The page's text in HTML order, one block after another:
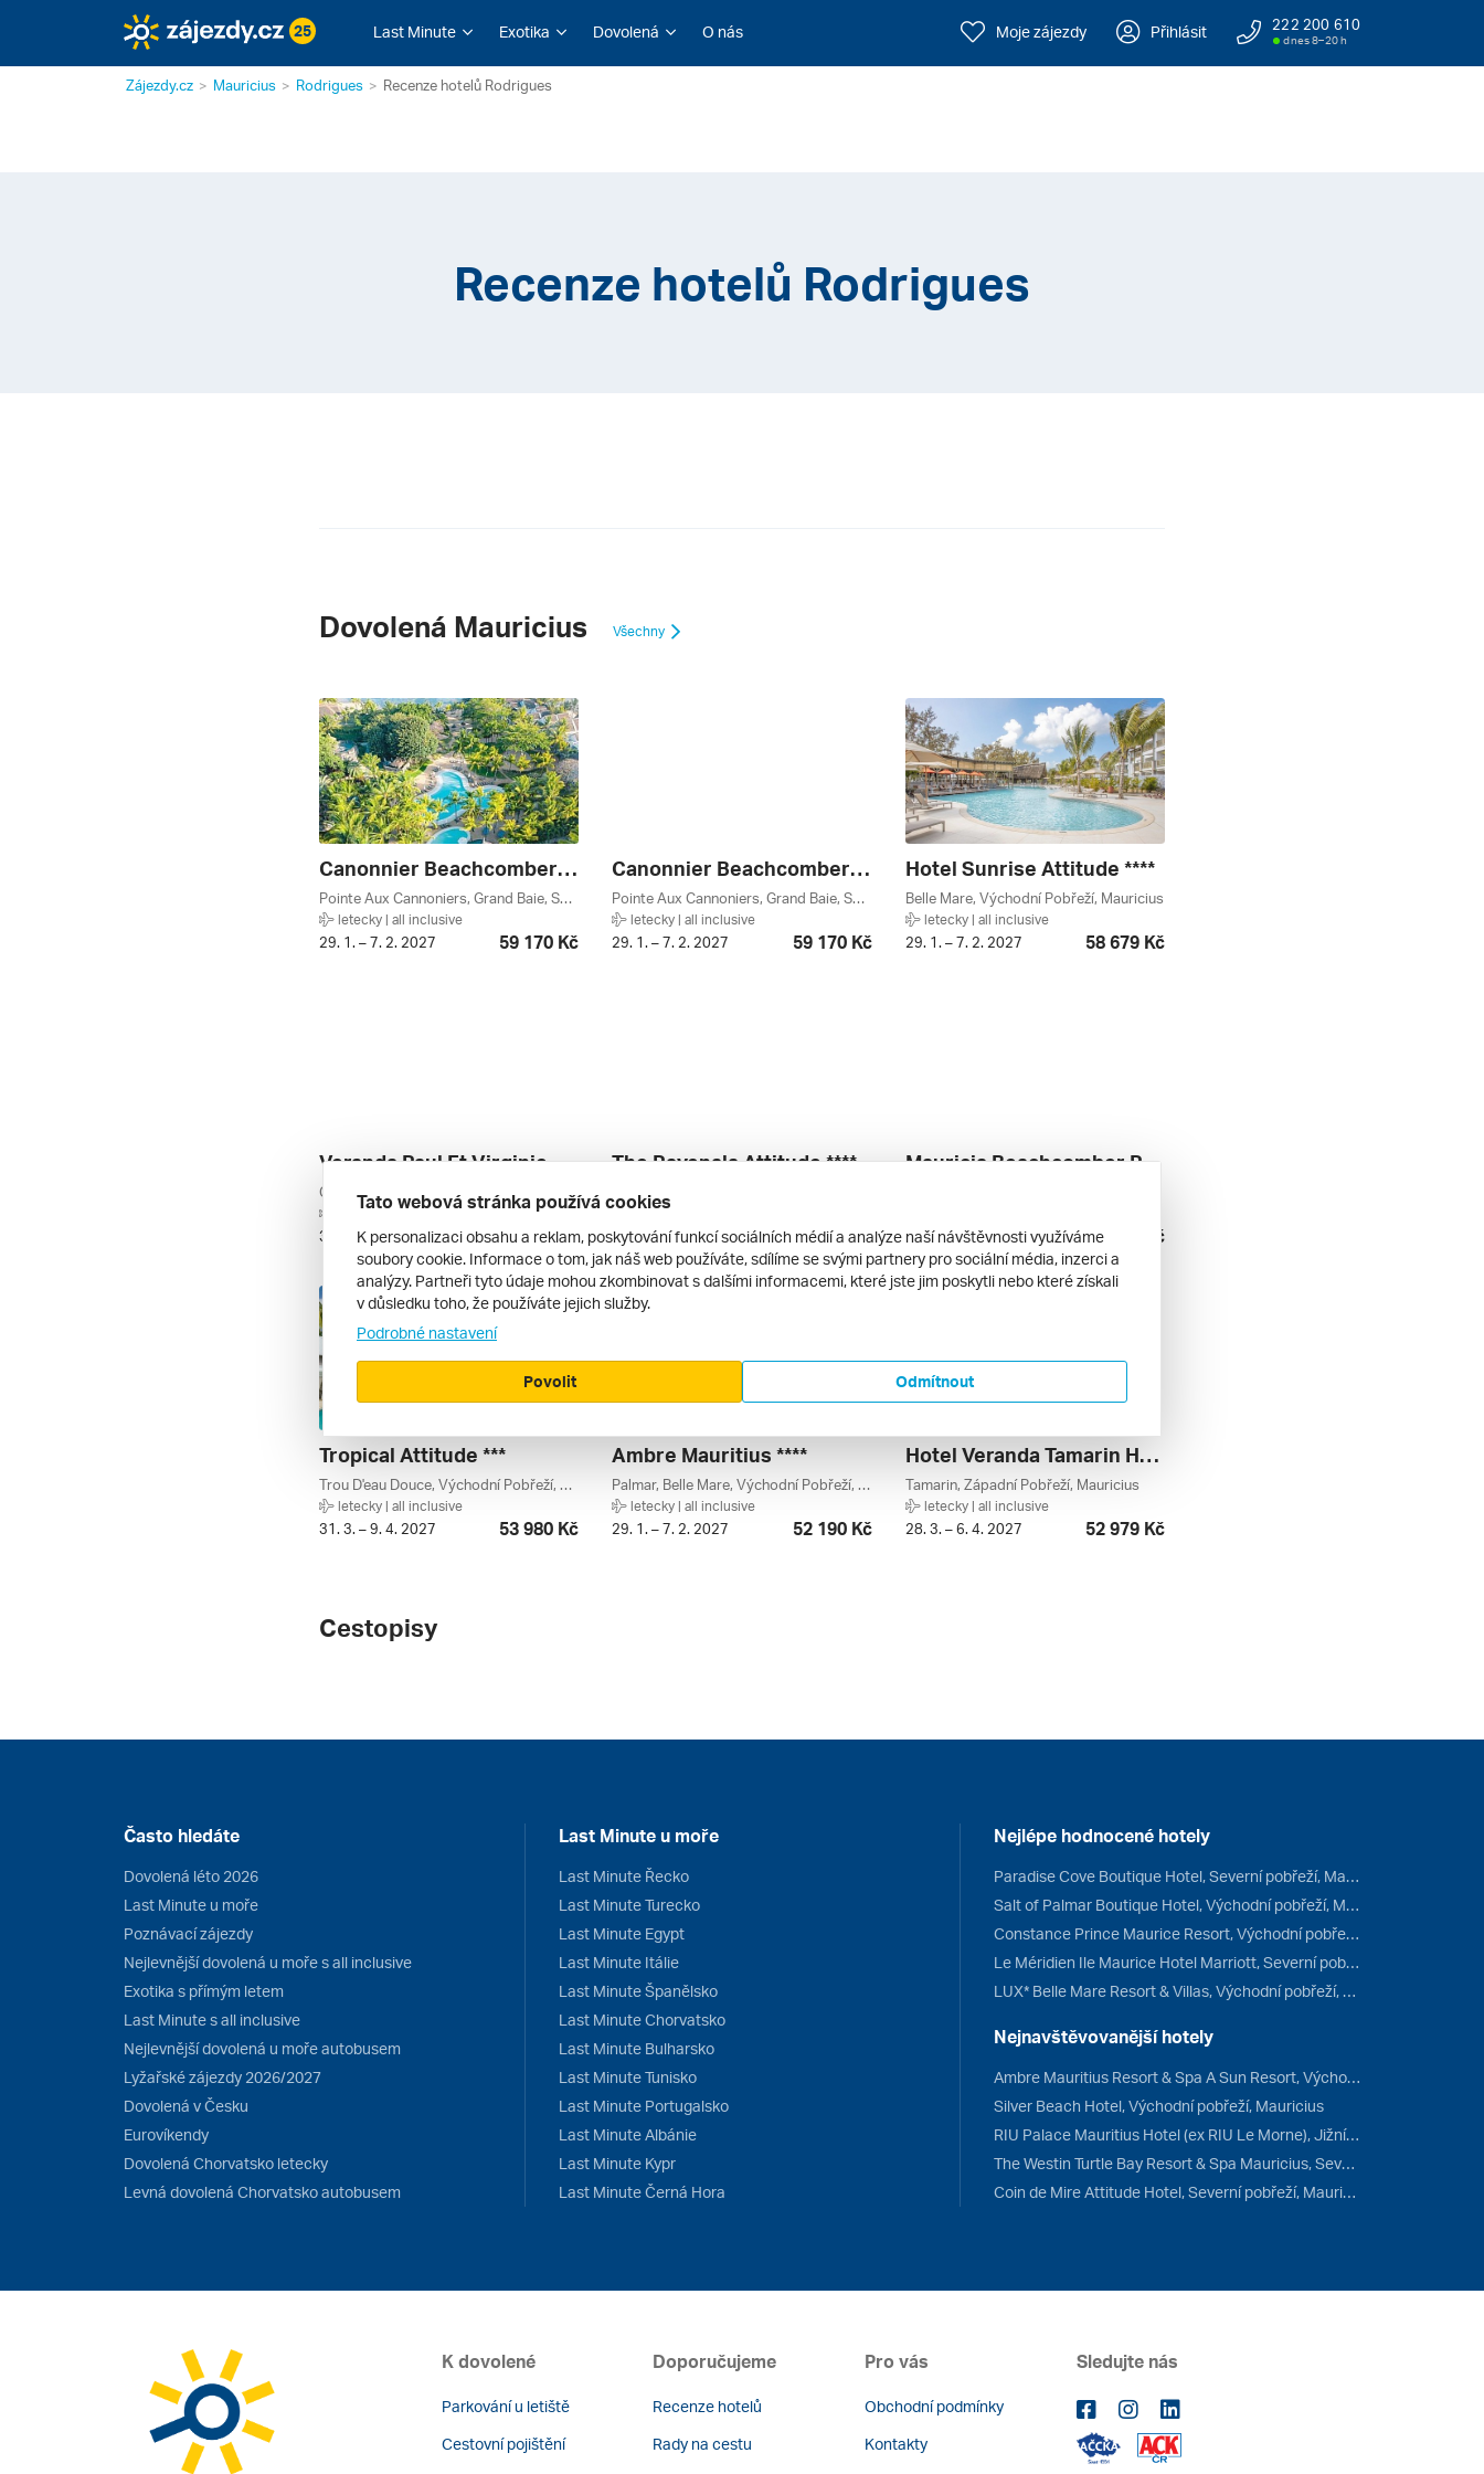
25 Last Minute Exotika Dovolená O nás Moje zájezdy Přihlásit 222 200 610
dnes 8–20 h
Zájezdy.cz Mauricius Rodrigues Recenze hotelů Rodrigues
Recenze hotelů Rodrigues
Dovolená Mauricius Všechny
Canonnier Beachcomber Golf Resort & Spa ****
Pointe Aux Cannoniers, Grand Baie, Severní Pobřeží, Mauricius
letecky | all inclusive
29. 1. – 7. 2. 2027 59 170 Kč
Canonnier Beachcomber Golf Resort & Spa ****
Pointe Aux Cannoniers, Grand Baie, Severní Pobřeží, Mauricius
letecky | all inclusive
29. 1. – 7. 2. 2027 59 170 Kč
Hotel Sunrise Attitude ****
Belle Mare, Východní Pobřeží, Mauricius
letecky | all inclusive
29. 1. – 7. 2. 2027 58 679 Kč
Veranda Paul Et Virginie Hotel & Spa - Adults Only ****
Grand Gaube, Severní Pobřeží, Mauricius
letecky | all inclusive
31. 1. – 8. 2. 2027 52 690 Kč
The Ravenala Attitude ****
letecky | all inclusive
3. 2. – 12. 2. 2027 59 880 Kč
Mauricia Beachcomber Resort & Spa ****
29. 1. – 7. 2. 2027 58 680 Kč
Tropical Attitude ***
Trou D'eau Douce, Východní Pobřeží, Mauricius
letecky | all inclusive
31. 3. – 9. 4. 2027 53 980 Kč
Ambre Mauritius ****
Palmar, Belle Mare, Východní Pobřeží, Mauricius
letecky | all inclusive
29. 1. – 7. 2. 2027 52 190 Kč
Hotel Veranda Tamarin Hotel & Spa ***
Tamarin, Západní Pobřeží, Mauricius
letecky | all inclusive
28. 3. – 6. 4. 2027 52 979 Kč
Cestopisy
Často hledáte
Dovolená léto 2026
Last Minute u moře
Poznávací zájezdy
Nejlevnější dovolená u moře s all inclusive
Exotika s přímým letem
Last Minute s all inclusive
Nejlevnější dovolená u moře autobusem
Lyžařské zájezdy 2026/2027
Dovolená v Česku
Eurovíkendy
Dovolená Chorvatsko letecky
Levná dovolená Chorvatsko autobusem
Last Minute u moře
Last Minute Řecko
Last Minute Turecko
Last Minute Egypt
Last Minute Itálie
Last Minute Španělsko
Last Minute Chorvatsko
Last Minute Bulharsko
Last Minute Tunisko
Last Minute Portugalsko
Last Minute Albánie
Last Minute Kypr
Last Minute Černá Hora
Nejlépe hodnocené hotely
Paradise Cove Boutique Hotel, Severní pobřeží, Mauricius
Salt of Palmar Boutique Hotel, Východní pobřeží, Mauricius
Constance Prince Maurice Resort, Východní pobřeží, Mauricius
Le Méridien Ile Maurice Hotel Marriott, Severní pobřeží, Mauricius
LUX* Belle Mare Resort & Villas, Východní pobřeží, Mauricius
Nejnavštěvovanější hotely
Ambre Mauritius Resort & Spa A Sun Resort, Východní pobřeží, Mauricius
Silver Beach Hotel, Východní pobřeží, Mauricius
RIU Palace Mauritius Hotel (ex RIU Le Morne), Jižní pobřeží, Mauricius
The Westin Turtle Bay Resort & Spa Mauricius, Severní pobřeží, Mauricius
Coin de Mire Attitude Hotel, Severní pobřeží, Mauricius
K dovolené
Parkování u letiště
Cestovní pojištění
Doporučujeme
Recenze hotelů
Rady na cestu
Pro vás
Obchodní podmínky
Kontakty
Sledujte nás
Tato webová stránka používá cookies
K personalizaci obsahu a reklam, poskytování funkcí sociálních médií a analýze naší návštěvnosti využíváme
soubory cookie. Informace o tom, jak náš web používáte, sdílíme se svými partnery pro sociální média, inzerci a
analýzy. Partneři tyto údaje mohou zkombinovat s dalšími informacemi, které jste jim poskytli nebo které získali
v důsledku toho, že používáte jejich služby.
Podrobné nastavení
Odmítnout
Povolit